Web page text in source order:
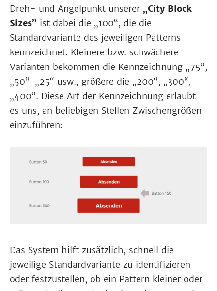
Dreh- und Angelpunkt unserer „City Block
Sizes” ist dabei die „100“, die die
Standardvariante des jeweiligen Patterns
kennzeichnet. Kleinere bzw. schwächere
Varianten bekommen die Kennzeichnung „75“,
„50“, „25“ usw., größere die „200“, „300“,
„400“. Diese Art der Kennzeichnung erlaubt
es uns, an beliebigen Stellen Zwischengrößen
einzuführen:
Das System hilft zusätzlich, schnell die
jeweilige Standardvariante zu identifizieren
oder festzustellen, ob ein Pattern kleiner oder